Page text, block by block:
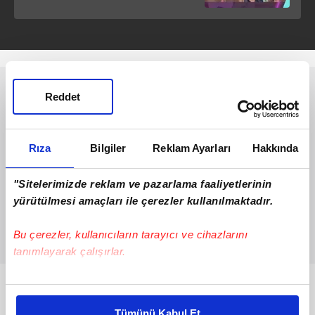
Rıza Bilgiler Reklam Ayarları Hakkında
"Sitelerimizde reklam ve pazarlama faaliyetlerinin
yürütülmesi amaçları ile çerezler kullanılmaktadır.
Bu çerezler, kullanıcıların tarayıcı ve cihazlarını
tanımlayarak çalışırlar.
Bu çerezlere izin vermeniz halinde sizlere özel
Reddet
Bunlar da Var